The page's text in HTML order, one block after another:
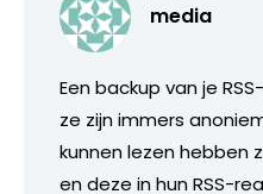
media
Een backup van je
ze zijn immers
kunnen lezen hebben
en deze in hun RSS-